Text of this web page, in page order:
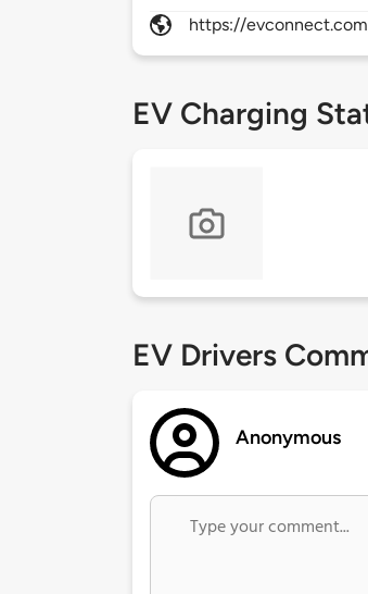
https://
EV Charging
EV Drivers
Anonymous